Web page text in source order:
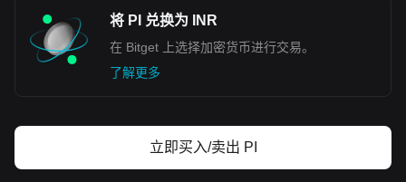
将 PI 兑换为 INR
在 Bitget 上选择加密货币进行交易。
了解更多
立即买入/卖出 PI